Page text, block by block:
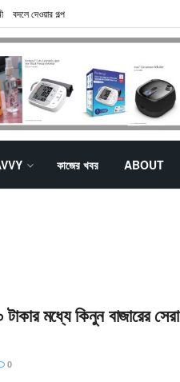
বদলে দেওয়ার গল্প
কাজের খবর ABOUT
মধ্যে কিনুন বাজারের সেরা
0